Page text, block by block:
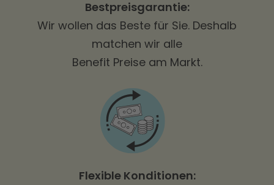
Bestpreisgarantie:
Wir wollen das Beste für Sie. Deshalb
matchen wir alle
Benefit Preise am Markt.
Flexible Konditionen: